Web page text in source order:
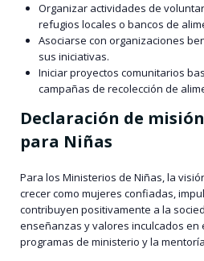
Organizar actividades de
refugios locales o bancos de
Asociarse con organizaciones
sus iniciativas.
Iniciar proyectos comunitarios
campañas de recolección de
Declaración de
para Niñas
Para los Ministerios de Niñas, la
crecer como mujeres confiadas,
contribuyen positivamente a la
enseñanzas y valores inculcados en
programas de ministerio y la